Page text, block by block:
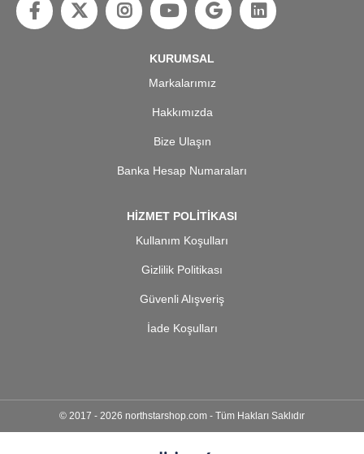
KURUMSAL
Markalarımız
Hakkımızda
Bize Ulaşın
Banka Hesap Numaraları
HİZMET POLİTİKASI
Kullanım Koşulları
Gizlilik Politikası
Güvenli Alışveriş
İade Koşulları
© 2017 - 2026 northstarshop.com - Tüm Hakları Saklıdır